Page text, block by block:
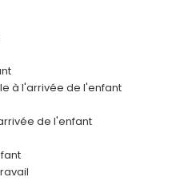
à l'arrivée de l'enfant
de l'enfant